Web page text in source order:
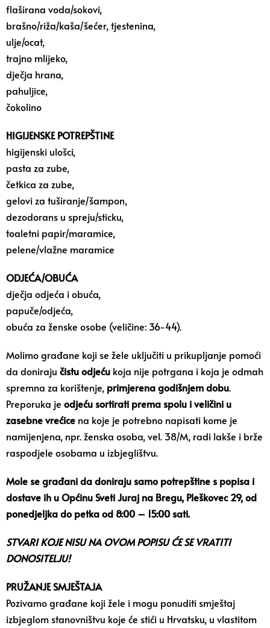
flaširana voda/sokovi,
brašno/riža/kaša/šećer, tjestenina,
ulje/ocat,
trajno mlijeko,
dječja hrana,
pahuljice,
čokolino
HIGIJENSKE POTREPŠTINE
higijenski ulošci,
pasta za zube,
četkica za zube,
gelovi za tuširanje/šampon,
dezodorans u spreju/sticku,
toaletni papir/maramice,
pelene/vlažne maramice
ODJEĆA/OBUĆA
dječja odjeća i obuća,
papuče/odjeća,
obuća za ženske osobe (veličine: 36-44).
Molimo građane koji se žele uključiti u prikupljanje pomoći
da doniraju čistu odjeću koja nije potrgana i koja je odmah
spremna za korištenje, primjerena godišnjem dobu.
Preporuka je odjeću sortirati prema spolu i veličini u
zasebne vrećice na koje je potrebno napisati kome je
namijenjena, npr. ženska osoba, vel. 38/M, radi lakše i brže
raspodjele osobama u izbjeglištvu.
Mole se građani da doniraju samo potrepštine s popisa i
dostave ih u Općinu Sveti Juraj na Bregu, Pleškovec 29, od
ponedjeljka do petka od 8:00 – 15:00 sati.
STVARI KOJE NISU NA OVOM POPISU ĆE SE VRATITI
DONOSITELJU!
PRUŽANJE SMJEŠTAJA
Pozivamo građane koji žele i mogu ponuditi smještaj
izbjeglom stanovništvu koje će stići u Hrvatsku, u vlastitom